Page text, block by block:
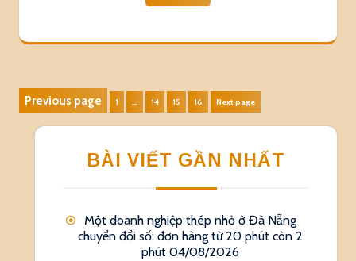
Phân
trang
Previous page 1 … Page
14 Page
15 Page
16 Next page
BÀI VIẾT GẦN NHẤT
Một doanh nghiệp thép nhỏ ở Đà Nẵng
chuyển đổi số: đơn hàng từ 20 phút còn 2
phút 04/08/2026